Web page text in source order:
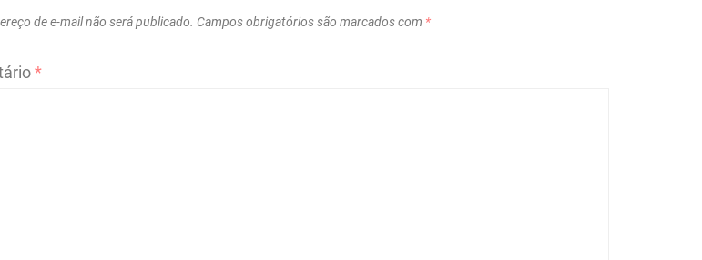
de e-mail não será publicado. Campos obrigatórios são marcados com *
*